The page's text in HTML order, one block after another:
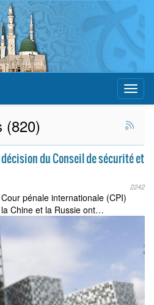
(820)
décision du Conseil de sécurité et
2242
pénale internationale (CPI)
Chine et la Russie ont…